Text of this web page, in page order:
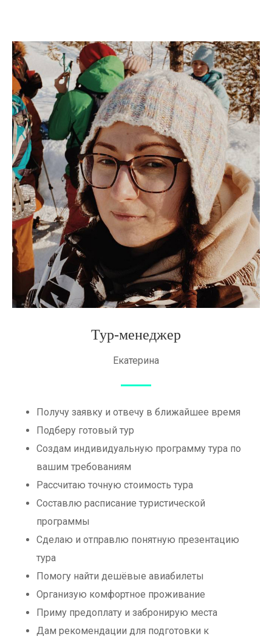
Тур-менеджер
Екатерина
Получу заявку и отвечу в ближайшее время
Подберу готовый тур
Создам индивидуальную программу тура по
вашим требованиям
Рассчитаю точную стоимость тура
Составлю расписание туристической
программы
Сделаю и отправлю понятную презентацию
тура
Помогу найти дешёвые авиабилеты
Организую комфортное проживание
Приму предоплату и забронирую места
Дам рекомендации для подготовки к